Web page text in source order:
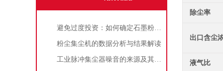
避免过度投资：如何确定石墨粉尘除尘器的合理价格区间
粉尘集尘机的数据分析与结果解读
工业脉冲集尘器噪音的来源及其控制策略
除尘率
出口含尘
液气比